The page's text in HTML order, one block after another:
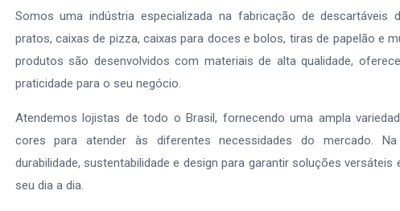
Somos uma indústria especializada na fabricação de descartáveis
pratos, caixas de pizza, caixas para doces e bolos, tiras de papelão e
produtos são desenvolvidos com materiais de alta qualidade,
praticidade para o seu negócio.
Atendemos lojistas de todo o Brasil, fornecendo uma ampla
cores para atender às diferentes necessidades do mercado. Na
durabilidade, sustentabilidade e design para garantir soluções versáteis
seu dia a dia.